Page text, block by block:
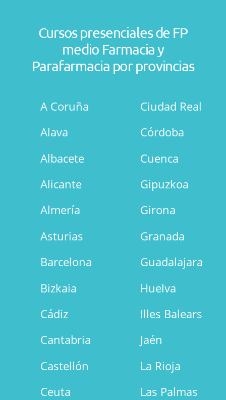
Cursos presenciales de FP
medio Farmacia y
Parafarmacia por provincias
A Coruña
Alava
Albacete
Alicante
Almería
Asturias
Barcelona
Bizkaia
Cádiz
Cantabria
Castellón
Ceuta
Ciudad Real
Córdoba
Cuenca
Gipuzkoa
Girona
Granada
Guadalajara
Huelva
Illes Balears
Jaén
La Rioja
Las Palmas